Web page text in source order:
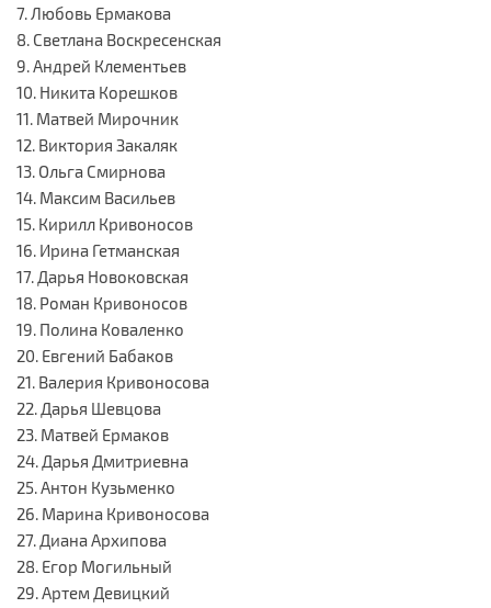
7. Любовь Ермакова
8. Светлана Воскресенская
9. Андрей Клементьев
10. Никита Корешков
11. Матвей Мирочник
12. Виктория Закаляк
13. Ольга Смирнова
14. Максим Васильев
15. Кирилл Кривоносов
16. Ирина Гетманская
17. Дарья Новоковская
18. Роман Кривоносов
19. Полина Коваленко
20. Евгений Бабаков
21. Валерия Кривоносова
22. Дарья Шевцова
23. Матвей Ермаков
24. Дарья Дмитриевна
25. Антон Кузьменко
26. Марина Кривоносова
27. Диана Архипова
28. Егор Могильный
29. Артем Девицкий